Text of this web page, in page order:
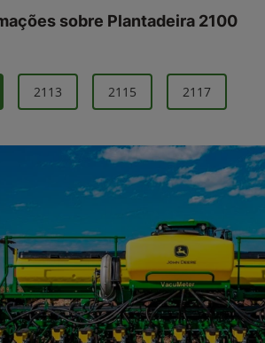
sobre Plantadeira 2100
2113 2115 2117